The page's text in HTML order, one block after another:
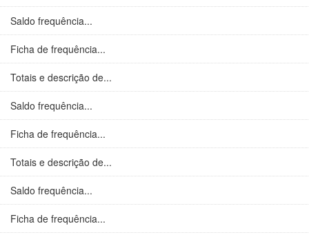
Saldo frequência...
Ficha de frequência...
Totais e descrição de...
Saldo frequência...
Ficha de frequência...
Totais e descrição de...
Saldo frequência...
Ficha de frequência...